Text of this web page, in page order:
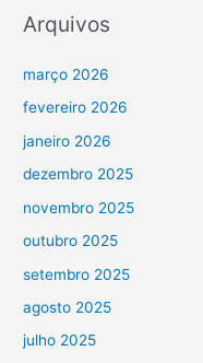
Arquivos
março 2026
fevereiro 2026
janeiro 2026
dezembro 2025
novembro 2025
outubro 2025
setembro 2025
agosto 2025
julho 2025